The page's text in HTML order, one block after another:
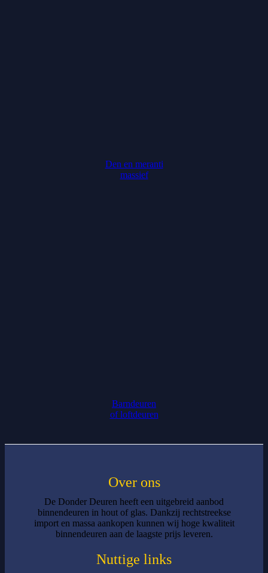
Den en meranti
massief
Barndeuren
of loftdeuren
Over ons
De Donder Deuren heeft een uitgebreid aanbod
binnendeuren in hout of glas. Dankzij rechtstreekse
import en massa aankopen kunnen wij hoge kwaliteit
binnendeuren aan de laagste prijs leveren.
Nuttige links